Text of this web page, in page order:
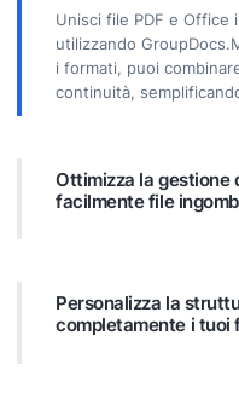
Unisci file PDF e Office
utilizzando
i formati, puoi
continuità,
Ottimizza la gestione
facilmente file
l’organizzazione dei
da gestire e accedere.
Personalizza la
completamente i tuoi